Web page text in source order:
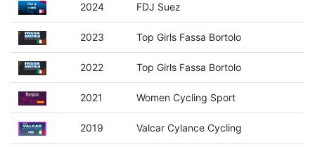
2024 FDJ Suez
2023 Top Girls Fassa Bortolo
2022 Top Girls Fassa Bortolo
2021 Women Cycling Sport
2019 Valcar Cylance Cycling